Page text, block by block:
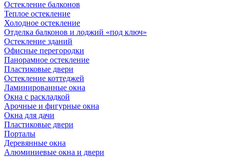
Остекление балконов
Теплое остекление
Холодное остекление
Отделка балконов и лоджий «под ключ»
Остекление зданий
Офисные перегородки
Панорамное остекление
Пластиковые двери
Остекление коттеджей
Ламинированные окна
Окна с раскладкой
Арочные и фигурные окна
Окна для дачи
Пластиковые двери
Порталы
Деревянные окна
Алюминиевые окна и двери